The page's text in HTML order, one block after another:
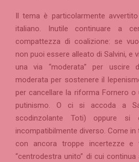
Il tema è particolarmente
italiano. Inutile continuare a
compattezza di coalizione: se
non puoi essere alleato di Salvini, e
una via “moderata” per uscire
moderata per sostenere il
per cancellare la riforma Fornero o
putinismo. O ci si accoda a
scodinzolante Toti) oppure si
incompatibilmente diverso. Come in
con ancora troppe incertezze e
“centrodestra unito” di cui